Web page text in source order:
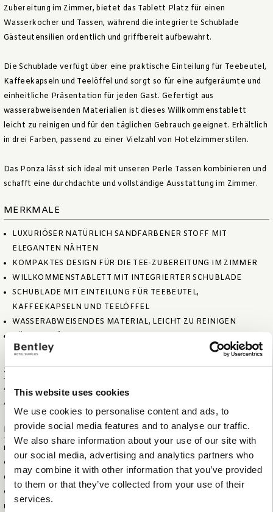
This website uses cookies
We use cookies to personalise content and ads, to
provide social media features and to analyse our traffic.
We also share information about your use of our site with
our social media, advertising and analytics partners who
may combine it with other information that you’ve provided
to them or that they’ve collected from your use of their
services.
Zubereitung im Zimmer, bietet das Tablett Platz für einen
Wasserkocher und Tassen, während die integrierte Schublade
Gästeutensilien ordentlich und griffbereit aufbewahrt.
Die Schublade verfügt über eine praktische Einteilung für Teebeutel,
Kaffeekapseln und Teelöffel und sorgt so für eine aufgeräumte und
einheitliche Präsentation für jeden Gast. Gefertigt aus
wasserabweisenden Materialien ist dieses Willkommenstablett
leicht zu reinigen und für den täglichen Gebrauch geeignet. Erhältlich
in drei Farben, passend zu einer Vielzahl von Hotelzimmerstilen.
Das Ponza lässt sich ideal mit unseren Perle Tassen kombinieren und
schafft eine durchdachte und vollständige Ausstattung im Zimmer.
MERKMALE
LUXURIÖSER NATÜRLICH SANDFARBENER STOFF MIT
ELEGANTEN NÄHTEN
KOMPAKTES DESIGN FÜR DIE TEE-ZUBEREITUNG IM ZIMMER
WILLKOMMENSTABLETT MIT INTEGRIERTER SCHUBLADE
SCHUBLADE MIT EINTEILUNG FÜR TEEBEUTEL,
KAFFEEKAPSELN UND TEELÖFFEL
WASSERABWEISENDES MATERIAL, LEICHT ZU REINIGEN
Spezifikationen
ARTIKELGRÖSSE (B X T X H)
30 X 17 X 8 CM
ARTIKELNETTOGEWICHT
Logistische Informationen
HS CODE
GRÖSSE DER AUSSENBOX (B
XTXH)
GEWICHT DER AUSSENBOX
BRUTTOGEWICHT DES